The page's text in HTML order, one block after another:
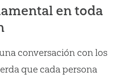
en toda
conversación con los
que cada persona